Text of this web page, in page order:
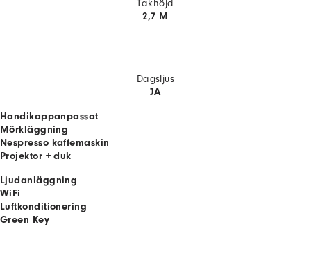
Takhöjd
2,7 M
Dagsljus
JA
Handikappanpassat
Mörkläggning
Nespresso kaffemaskin
Projektor + duk
Ljudanläggning
WiFi
Luftkonditionering
Green Key